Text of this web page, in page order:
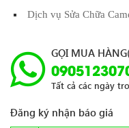
Dịch vụ Sửa Chữa
GỌI MUA
Tất cả các ngày
Đăng ký nhận báo giá